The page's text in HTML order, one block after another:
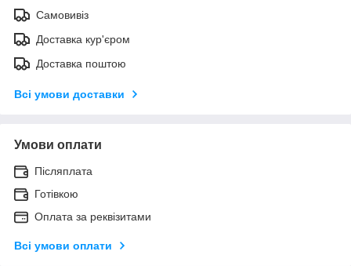
Самовивіз
Доставка кур'єром
Доставка поштою
Всі умови доставки
Умови оплати
Післяплата
Готівкою
Оплата за реквізитами
Всі умови оплати